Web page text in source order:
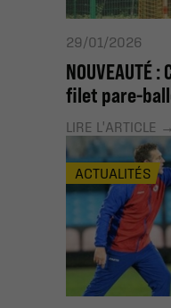
29/01/2026
NOUVEAUTÉ
filet pare-
LIRE L'ARTICLE
ACTUALITÉS